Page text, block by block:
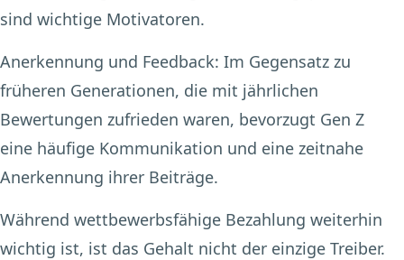
sind wichtige Motivatoren.
Anerkennung und Feedback: Im Gegensatz zu
früheren Generationen, die mit jährlichen
Bewertungen zufrieden waren, bevorzugt Gen Z
eine häufige Kommunikation und eine zeitnahe
Anerkennung ihrer Beiträge.
Während wettbewerbsfähige Bezahlung weiterhin
wichtig ist, ist das Gehalt nicht der einzige Treiber.